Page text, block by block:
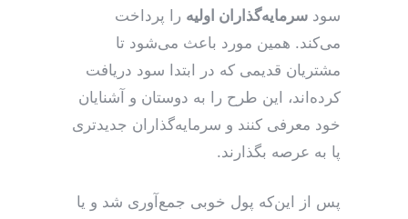
سود سرمایه‌گذاران اولیه را پرداخت
می‌کند. همین مورد باعث می‌شود تا
مشتریان قدیمی که در ابتدا سود دریافت
کرده‌اند، این طرح‌ را به دوستان و آشنایان
خود معرفی کنند و سرمایه‌گذاران جدیدتری
پا به عرصه بگذارند.
پس از این‌که پول خوبی جمع‌آوری شد و یا